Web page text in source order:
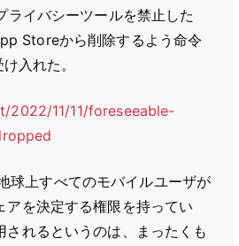
ライバシーツールを禁止した
Storeから削除するよう命令
入れた。
2022/11/11/foreseeable-
球上すべてのモバイルユーザが
アを決定する権限を持ってい
されるというのは、まったくも